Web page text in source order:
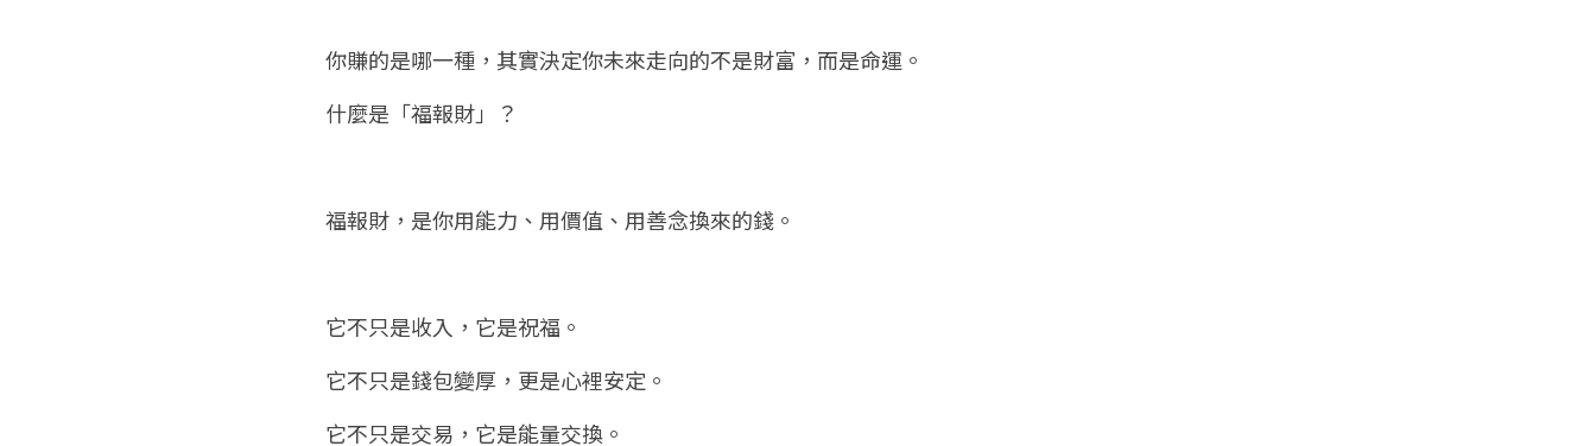
你賺的是哪一種，其實決定你未來走向的不是財富，而是命運。
什麼是「福報財」？
福報財，是你用能力、用價值、用善念換來的錢。
它不只是收入，它是祝福。
它不只是錢包變厚，更是心裡安定。
它不只是交易，它是能量交換。